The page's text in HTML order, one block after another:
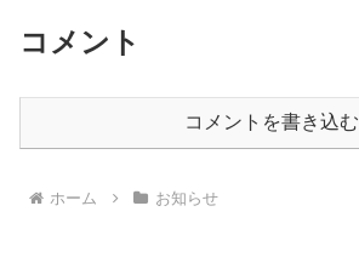
コメント
コメントを書き込む
ホーム お知らせ